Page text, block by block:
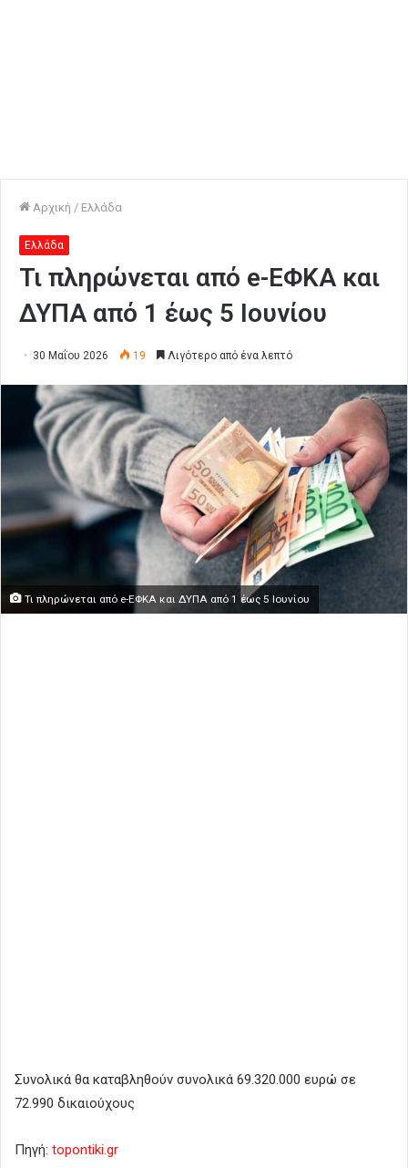
Αρχική / Ελλάδα
Ελλάδα
Τι πληρώνεται από e-ΕΦΚΑ και
ΔΥΠΑ από 1 έως 5 Iουνίου
30 Μαΐου 2026 19 Λιγότερο από ένα λεπτό
Τι πληρώνεται από e-ΕΦΚΑ και ΔΥΠΑ από 1 έως 5 Iουνίου
Συνολικά θα καταβληθούν συνολικά 69.320.000 ευρώ σε
72.990 δικαιούχους
Πηγή: topontiki.gr